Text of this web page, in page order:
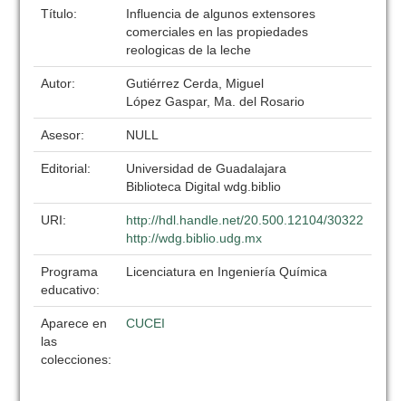
Título:
Influencia de algunos extensores
comerciales en las propiedades
reologicas de la leche
Autor:
Gutiérrez Cerda, Miguel
López Gaspar, Ma. del Rosario
Asesor: NULL
Editorial:
Universidad de Guadalajara
Biblioteca Digital wdg.biblio
URI:
http://hdl.handle.net/20.500.12104/30322
http://wdg.biblio.udg.mx
Programa
educativo:
Licenciatura en Ingeniería Química
Aparece en
las
colecciones:
CUCEI